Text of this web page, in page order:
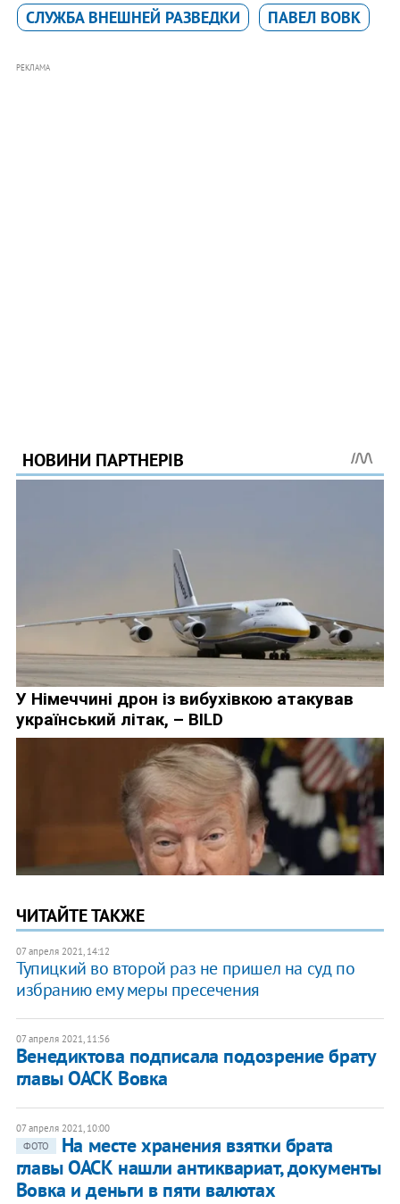
СЛУЖБА ВНЕШНЕЙ РАЗВЕДКИ ПАВЕЛ ВОВК
РЕКЛАМА
ЧИТАЙТЕ ТАКЖЕ
07 апреля 2021, 14:12
Тупицкий во второй раз не пришел на суд по
избранию ему меры пресечения
07 апреля 2021, 11:56
Венедиктова подписала подозрение брату
главы ОАСК Вовка
07 апреля 2021, 10:00
ФОТО
На месте хранения взятки брата
главы ОАСК нашли антиквариат, документы
Вовка и деньги в пяти валютах